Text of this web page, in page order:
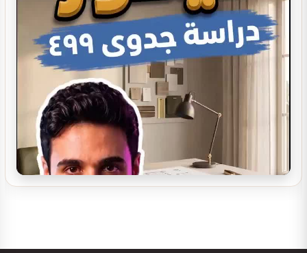
تصميم ديكور كوفي شوب مودرن | أفكار…
تصميم ديكور سينما منزلية